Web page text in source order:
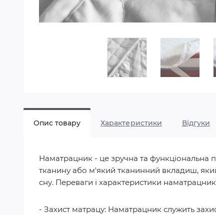
Опис товару Характеристики Відгуки
Наматрацник - це зручна та функціональна
тканину або м'який тканинний вкладиш,
сну. Переваги і характеристики
- Захист матрацу: Наматрацник служить